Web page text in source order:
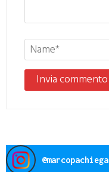
@marcopachiega